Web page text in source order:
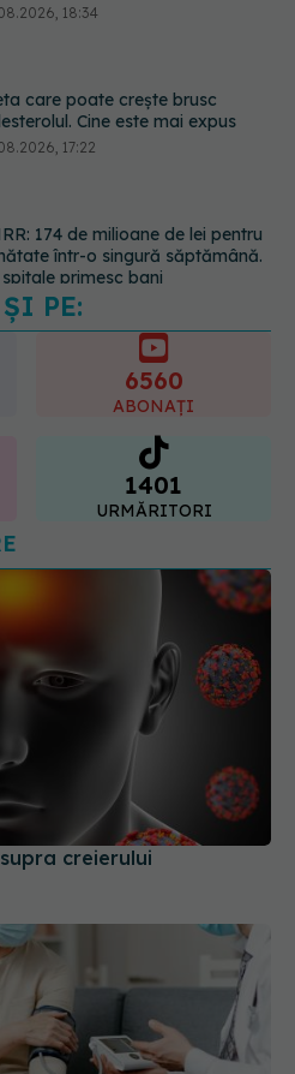
17:22
174 de milioane de lei pentru
într-o singură săptămână.
spitale primesc bani
spune culoarea ta preferată
vârsta pe care o ai. Care
"codul cromatic" al generațiilor
21:29
PE:
1401
creierului